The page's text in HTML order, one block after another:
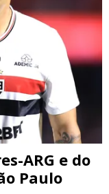
ARG e do
Paulo